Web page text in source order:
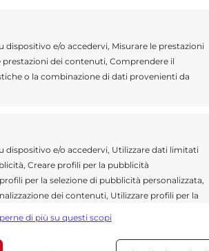
dispositivo e/o accedervi, Misurare le prestazioni
prestazioni dei contenuti, Comprendere il
o la combinazione di dati provenienti da
dispositivo e/o accedervi, Utilizzare dati limitati
Creare profili per la pubblicità
per la selezione di pubblicità personalizzata,
dei contenuti, Utilizzare profili per la
selezione dei contenuti.
di più su questi scopi
ad un
#sprecozero
e, con la supervisione dei
tra giovani per
che il cibo sia la tua
Share